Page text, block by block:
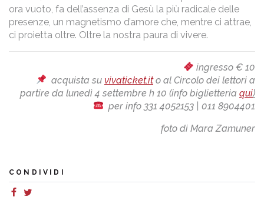
ora vuoto, fa dell’assenza di Gesù la più radicale delle
presenze, un magnetismo d’amore che, mentre ci attrae,
ci proietta oltre. Oltre la nostra paura di vivere.
ingresso € 10
acquista su vivaticket.ito al Circolo dei lettori a
partire da lunedì 4 settembre h 10 (info biglietteria qui)
per info 331 4052153 | 011 8904401
foto di Mara Zamuner
CONDIVIDI